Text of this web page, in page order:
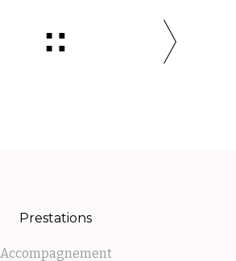
Prestations
Accompagnement